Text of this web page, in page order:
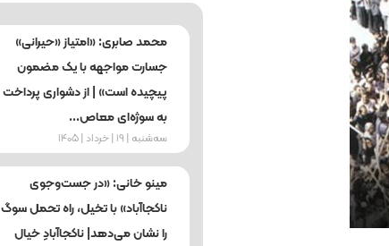
محمد صابری: «امتیاز «حیرانی»
جسارت مواجهه با یک مضمون
پیچیده است» | از دشواری پرداخت
به سوژه‌ای معاص...
ﺳﻪشنبه | 19 | خرداد | 1405
مینو خانی: «در جست‌وجوی
ناکجاآباد» با تخیل، راه تحمل سوگ
را نشان می‌دهد| ناکجاآبادِ خیال